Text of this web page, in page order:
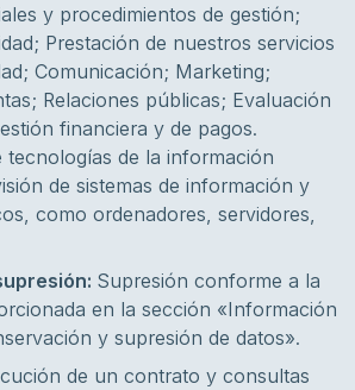
y procedimientos de gestión;
Prestación de nuestros servicios
Comunicación; Marketing;
Relaciones públicas; Evaluación
financiera y de pagos.
de la información
de sistemas de información y
como ordenadores, servidores,
Supresión conforme a la
en la sección «Información
y supresión de datos».
de un contrato y consultas